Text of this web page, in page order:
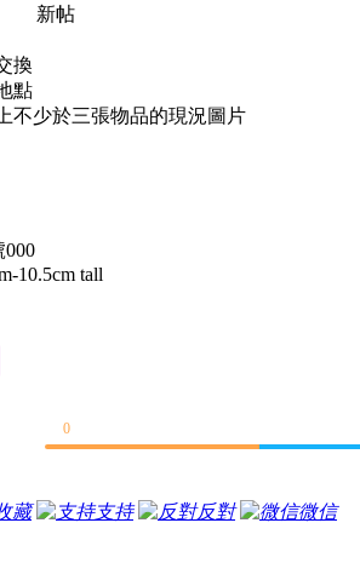
新帖
換
點
不少於三張物品的現況圖片
000
10.5cm tall
0
藏 支持 反對 微信